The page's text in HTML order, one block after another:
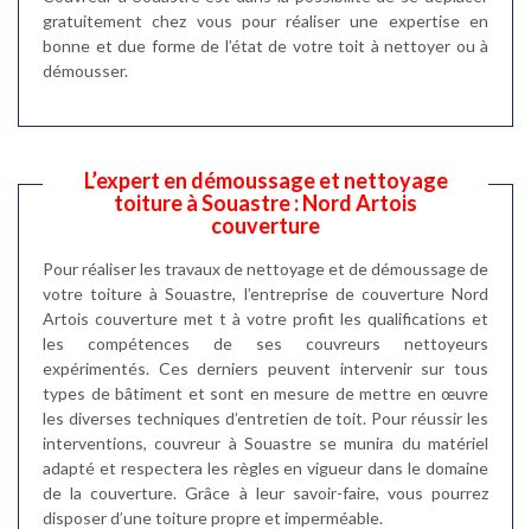
gratuitement chez vous pour réaliser une expertise en
bonne et due forme de l’état de votre toit à nettoyer ou à
démousser.
L’expert en démoussage et nettoyage
toiture à Souastre : Nord Artois
couverture
Pour réaliser les travaux de nettoyage et de démoussage de
votre toiture à Souastre, l’entreprise de couverture Nord
Artois couverture met t à votre profit les qualifications et
les compétences de ses couvreurs nettoyeurs
expérimentés. Ces derniers peuvent intervenir sur tous
types de bâtiment et sont en mesure de mettre en œuvre
les diverses techniques d’entretien de toit. Pour réussir les
interventions, couvreur à Souastre se munira du matériel
adapté et respectera les règles en vigueur dans le domaine
de la couverture. Grâce à leur savoir-faire, vous pourrez
disposer d’une toiture propre et imperméable.